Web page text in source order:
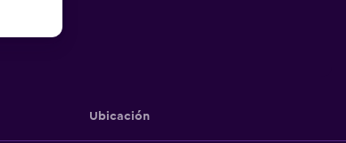
Ubicación